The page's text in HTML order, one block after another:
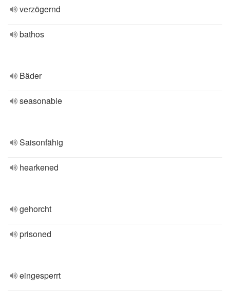
verzögernd
bathos
Bäder
seasonable
Saisonfähig
hearkened
gehorcht
prisoned
eingesperrt